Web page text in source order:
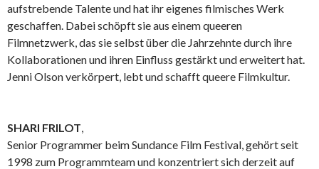
aufstrebende Talente und hat ihr eigenes filmisches Werk
geschaffen. Dabei schöpft sie aus einem queeren
Filmnetzwerk, das sie selbst über die Jahrzehnte durch ihre
Kollaborationen und ihren Einfluss gestärkt und erweitert hat.
Jenni Olson verkörpert, lebt und schafft queere Filmkultur.
SHARI FRILOT
Senior Programmer beim Sundance Film Festival, gehört seit
1998 zum Programmteam und konzentriert sich derzeit auf